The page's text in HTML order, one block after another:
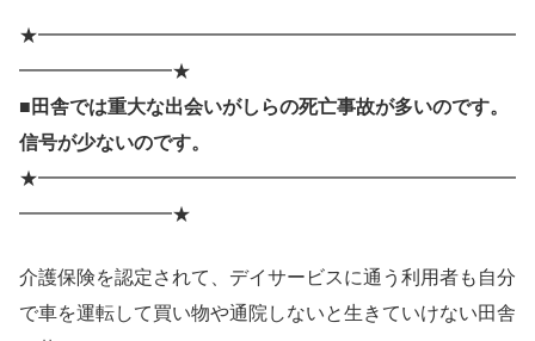
★━━━━━━━━━━━━━━━━━━━━━━━━━
━━━━━━━━★
■田舎では重大な出会いがしらの死亡事故が多いのです。
信号が少ないのです。
★━━━━━━━━━━━━━━━━━━━━━━━━━
━━━━━━━━★
介護保険を認定されて、デイサービスに通う利用者も自分
で車を運転して買い物や通院しないと生きていけない田舎